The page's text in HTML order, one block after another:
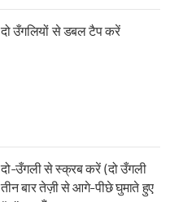
दो उँगलियों से डबल टैप करें
दो-उँगली से स्क्रब करें (दो उँगली
तीन बार तेज़ी से आगे-पीछे घुमाते हुए